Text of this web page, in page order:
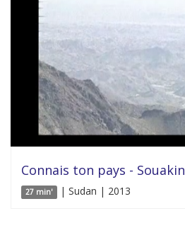
Connais ton pays - Souakin
27 min' | Sudan | 2013